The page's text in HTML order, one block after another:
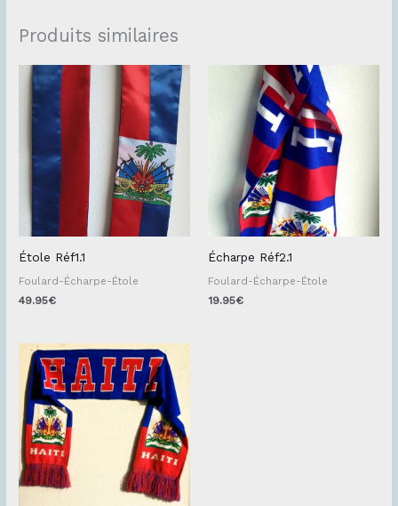
Produits similaires
Étole Réf1.1
Foulard-Écharpe-Étole
49.95€
Écharpe Réf2.1
Foulard-Écharpe-Étole
19.95€